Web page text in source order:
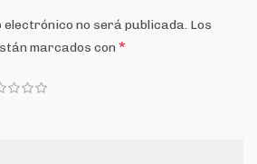
electrónico no será publicada. Los
marcados con *